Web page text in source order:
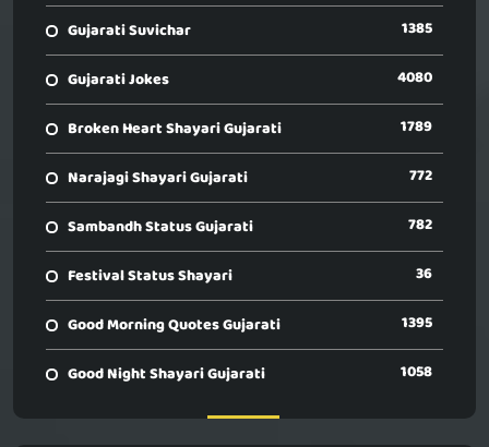
Gujarati Suvichar 1385
Gujarati Jokes 4080
Broken Heart Shayari Gujarati 1789
Narajagi Shayari Gujarati 772
Sambandh Status Gujarati 782
Festival Status Shayari 36
Good Morning Quotes Gujarati 1395
Good Night Shayari Gujarati 1058